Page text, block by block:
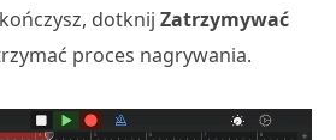
dotknij Zatrzymywać
proces nagrywania.